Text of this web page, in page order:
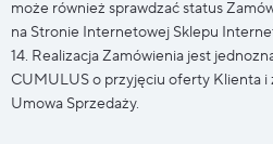
może również sprawdzać status
na Stronie Internetowej Sklepu
14. Realizacja Zamówienia jest
CUMULUS o przyjęciu oferty Klienta i
Umowa Sprzedaży.